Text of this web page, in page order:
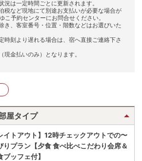
は一定時間ごとに更新されます。
税など現地にて別途お支払いが必要な場合が
こ予約センターにお問合せください。
き、客室番号・位置・階数などはお選びいた
時刻より遅れる場合は、宿へ直接ご連絡下さ
金払いのみ）となります。
屋タイプ
イトアウト】12時チェックアウトでの〜
りプラン【夕食 食べ比べこだわり会席＆
ブッフェ付】